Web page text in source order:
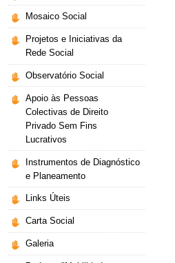
Mosaico Social
Projetos e Iniciativas da
Rede Social
Observatório Social
Apoio às Pessoas
Colectivas de Direito
Privado Sem Fins
Lucrativos
Instrumentos de Diagnóstico
e Planeamento
Links Úteis
Carta Social
Galeria